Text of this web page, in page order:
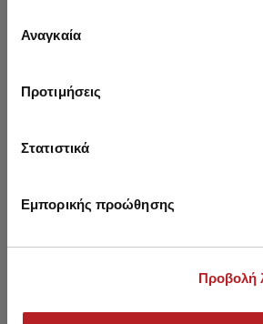
των υπηρεσιών τους.
συγκατάθεσης
Αναγκαία
Προτιμήσεις
Στατιστικά
Εμπορικής προώθησης
Προβολή
Μπλούζα Bamboo Outwear
Είδατε πρόσφατα